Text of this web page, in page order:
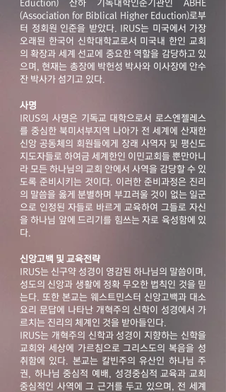
Eduction) 산하 기독대학인준기관인 ABHE
(Association for Biblical Higher Eduction)로부
터 정회원 인준을 받았다. IRUS는 미국에서 가장
오래된 한국어 신학대학교로서 미국내 한인 교회
의 확장과 세계 선교에 중요한 역할을 감당하고 있
으며, 현재는 총장에 박헌성 박사와 이사장에 안수
잔 박사가 섬기고 있다.
사명
IRUS의 사명은 기독교 대학으로서 로스엔젤레스
를 중심한 북미서부지역 나아가 전 세계에 산재한
신앙 공동체의 회원들에게 장래 사역자 및 평신도
지도자들로 하여금 세계한인 이민교회들 뿐만아니
라 모든 하나님의 교회 안에서 사역을 감당할 수 있
도록 준비시키는 것이다. 이러한 준비과정은 진리
의 말씀을 옳게 분별하며 부끄러울 것이 없는 일군
으로 인정된 자들로 바르게 교육하여 그들로 자신
을 하나님 앞에 드리기를 힘쓰는 자로 육성함에 있
다.
신앙고백 및 교육전략
IRUS는 신구약 성경이 영감된 하나님의 말씀이며,
성도의 신앙과 생활에 정확 무오한 법칙인 것을 믿
는다. 또한 본교는 웨스트민스터 신앙고백과 대소
요리 문답에 나타난 개혁주의 신학이 성경에서 가
르치는 진리의 체계인 것을 받아들인다.
IRUS는 개혁주의 신학과 성경이 지향하는 신학을
교회와 세상에 가르침으로 그리스도의 복음을 성
취함에 있다. 본교는 칼빈주의 유산인 하나님 주
권, 하나님 중심적 예배, 성경중심적 교육과 교회
중심적인 사역에 그 근거를 두고 있으며, 전 세계